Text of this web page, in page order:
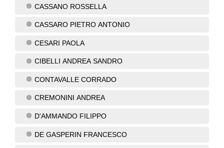
CASSANO ROSSELLA
CASSARO PIETRO ANTONIO
CESARI PAOLA
CIBELLI ANDREA SANDRO
CONTAVALLE CORRADO
CREMONINI ANDREA
D'AMMANDO FILIPPO
DE GASPERIN FRANCESCO